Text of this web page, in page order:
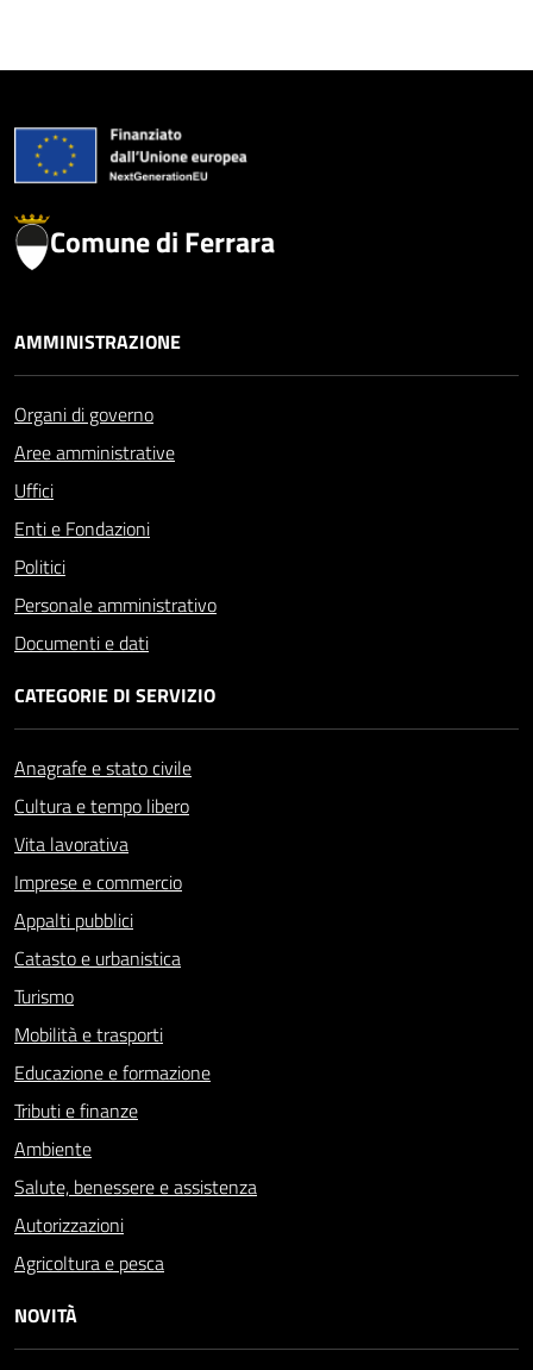
Comune di Ferrara
AMMINISTRAZIONE
Organi di governo
Aree amministrative
Uffici
Enti e Fondazioni
Politici
Personale amministrativo
Documenti e dati
CATEGORIE DI SERVIZIO
Anagrafe e stato civile
Cultura e tempo libero
Vita lavorativa
Imprese e commercio
Appalti pubblici
Catasto e urbanistica
Turismo
Mobilità e trasporti
Educazione e formazione
Tributi e finanze
Ambiente
Salute, benessere e assistenza
Autorizzazioni
Agricoltura e pesca
NOVITÀ